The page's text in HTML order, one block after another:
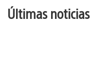
Últimas noticias